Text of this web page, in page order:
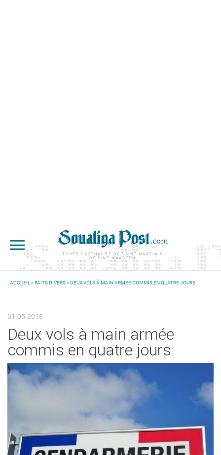
TOUTE L'ACTUALITÉ DE SAINT-MARTIN &
DE SINT MAARTEN
ACCUEIL >FAITS DIVERS> DEUX VOLS À MAIN ARMÉE COMMIS EN QUATRE JOURS
01.05.2018
Deux vols à main armée
commis en quatre jours